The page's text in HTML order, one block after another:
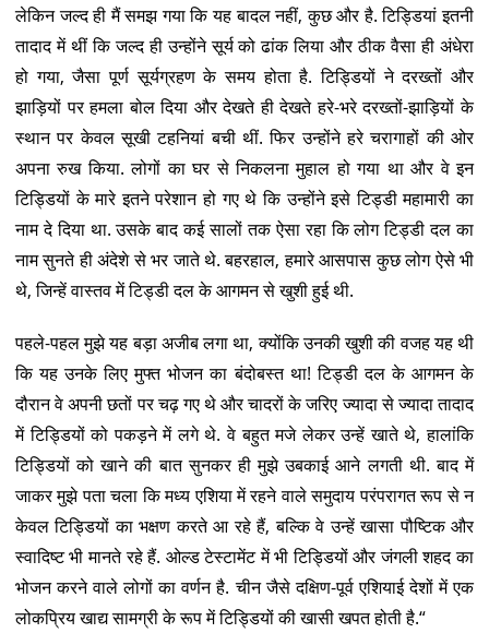
लेकिन जल्द ही मैं समझ गया कि यह बादल नहीं, कुछ और है. टिड्डियां इतनी
तादाद में थीं कि जल्द ही उन्होंने सूर्य को ढांक लिया और ठीक वैसा ही अंधेरा
हो गया, जैसा पूर्ण सूर्यग्रहण के समय होता है. टिड्डियों ने दरख्तों और
झाड़ियों पर हमला बोल दिया और देखते ही देखते हरे-भरे दरख्तों-झाड़ियों के
स्थान पर केवल सूखी टहनियां बची थीं. फिर उन्होंने हरे चरागाहों की ओर
अपना रुख किया. लोगों का घर से निकलना मुहाल हो गया था और वे इन
टिड्डियों के मारे इतने परेशान हो गए थे कि उन्होंने इसे टिड्डी महामारी का
नाम दे दिया था. उसके बाद कई सालों तक ऐसा रहा कि लोग टिड्डी दल का
नाम सुनते ही अंदेशे से भर जाते थे. बहरहाल, हमारे आसपास कुछ लोग ऐसे भी
थे, जिन्हें वास्तव में टिड्डी दल के आगमन से खुशी हुई थी.
पहले-पहल मुझे यह बड़ा अजीब लगा था, क्योंकि उनकी खुशी की वजह यह थी
कि यह उनके लिए मुफ्त भोजन का बंदोबस्त था! टिड्डी दल के आगमन के
दौरान वे अपनी छतों पर चढ़ गए थे और चादरों के जरिए ज्यादा से ज्यादा तादाद
में टिड्डियों को पकड़ने में लगे थे. वे बहुत मजे लेकर उन्हें खाते थे, हालांकि
टिड्डियों को खाने की बात सुनकर ही मुझे उबकाई आने लगती थी. बाद में
जाकर मुझे पता चला कि मध्य एशिया में रहने वाले समुदाय परंपरागत रूप से न
केवल टिड्डियों का भक्षण करते आ रहे हैं, बल्कि वे उन्हें खासा पौष्टिक और
स्वादिष्ट भी मानते रहे हैं. ओल्ड टेस्टामेंट में भी टिड्डियों और जंगली शहद का
भोजन करने वाले लोगों का वर्णन है. चीन जैसे दक्षिण-पूर्व एशियाई देशों में एक
लोकप्रिय खाद्य सामग्री के रूप में टिड्डियों की खासी खपत होती है.“